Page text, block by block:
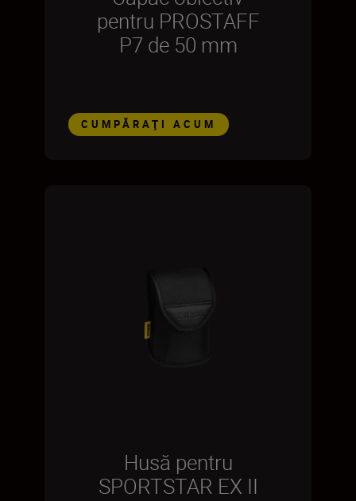
pentru PROSTAFF
P7 de 50 mm
CUMPĂRAŢI ACUM
Husă pentru
SPORTSTAR EX II